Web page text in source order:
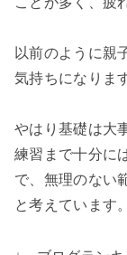
以前のように親
気持ちになりま
やはり基礎は大
練習まで十分に
で、無理のない
と考えています。